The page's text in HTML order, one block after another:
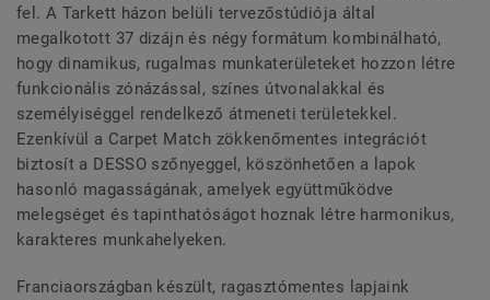
fel. A Tarkett házon belüli tervezőstúdiója által
megalkotott 37 dizájn és négy formátum kombinálható,
hogy dinamikus, rugalmas munkaterületeket hozzon létre
funkcionális zónázással, színes útvonalakkal és
személyiséggel rendelkező átmeneti területekkel.
Ezenkívül a Carpet Match zökkenőmentes integrációt
biztosít a DESSO szőnyeggel, köszönhetően a lapok
hasonló magasságának, amelyek együttműködve
melegséget és tapinthatóságot hoznak létre harmonikus,
karakteres munkahelyeken.
Franciaországban készült, ragasztómentes lapjaink